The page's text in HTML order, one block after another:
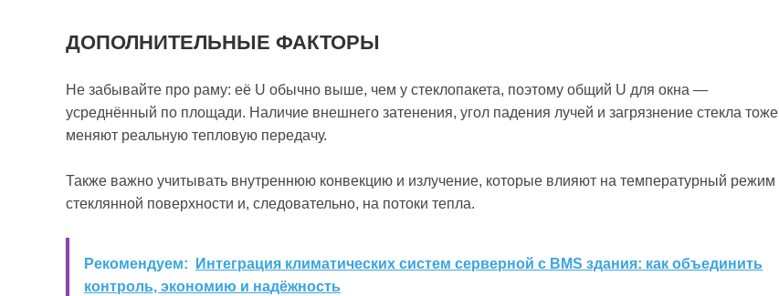
ДОПОЛНИТЕЛЬНЫЕ ФАКТОРЫ
Не забывайте про раму: её U обычно выше, чем у стеклопакета, поэтому общий U для окна —
усреднённый по площади. Наличие внешнего затенения, угол падения лучей и загрязнение стекла тоже
меняют реальную тепловую передачу.
Также важно учитывать внутреннюю конвекцию и излучение, которые влияют на температурный режим
стеклянной поверхности и, следовательно, на потоки тепла.
Рекомендуем:
Интеграция климатических систем серверной с BMS здания: как объединить
контроль, экономию и надёжность